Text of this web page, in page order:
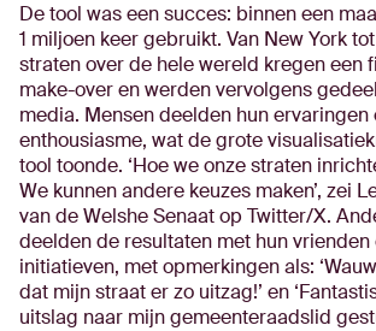
De tool was een succes: binnen een
1 miljoen keer gebruikt. Van New York
straten over de hele wereld kregen een
make-over en werden vervolgens
media. Mensen deelden hun ervaringen
enthousiasme, wat de grote
tool toonde. ‘Hoe we onze straten
We kunnen andere keuzes maken’, zei
van de Welshe Senaat op Twitter/X.
deelden de resultaten met hun vrienden
initiatieven, met opmerkingen als:
dat mijn straat er zo uitzag!’ en
uitslag naar mijn gemeenteraadslid